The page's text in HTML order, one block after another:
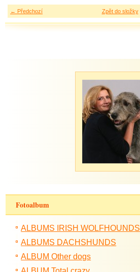
← Předchozí Zpět do složky
Fotoalbum
ALBUMS IRISH WOLFHOUNDS
ALBUMS DACHSHUNDS
ALBUM Other dogs